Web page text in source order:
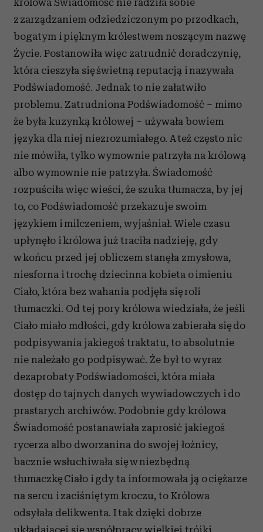
królowa Świadomość nie radziła sobie
z zarządzaniem odziedziczonym po przodkach,
bogatym i pięknym królestwem noszącym nazwę
Życie. Postanowiła więc zatrudnić doradczynię,
która cieszyła się świetną reputacją i nazywała
Podświadomość. Jednak to nie załatwiło
problemu. Zatrudniona Podświadomość – mimo
że była kuzynką królowej – używała bowiem
języka dla niej niezrozumiałego. A też często nic
nie mówiła, tylko wymownie patrzyła na królową
albo wymownie nie patrzyła. Świadomość
rozpuściła więc wieści, że szuka tłumacza, by jej
to, co Podświadomość przekazuje swoim
językiem i milczeniem, wyjaśniał. Wiele czasu
upłynęło i królowa już traciła nadzieję, gdy
w końcu przed jej obliczem stanęła zmysłowa,
niesforna i trochę dziecinna kobieta o imieniu
Ciało, która bez wahania podjęła się roli
tłumaczki. Od tej pory królowa wiedziała, że jeśli
Ciało miało mdłości, gdy królowa zabierała się do
podpisywania jakiegoś traktatu, to absolutnie
nie należało go podpisywać. Że był to wyraz
dezaprobaty Podświadomości, która miała
dostęp do tajnych danych wywiadowczych i do
prastarych archiwów. Podobnie gdy królowa
Świadomość postanawiała zaprosić jakiegoś
rycerza albo dworzanina do swojej łożnicy,
bacznie wsłuchiwała się w niezbędną
tłumaczkę Ciało i gdy ta informowała ją o ciężarze
na sercu i zaciśniętym kroczu, to Królowa
odsyłała delikwenta. I tak dzięki dobrze
układającej się współpracy wielkiej trójki